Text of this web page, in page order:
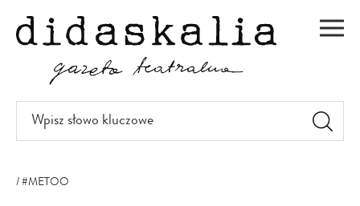
DO
TREŚCI
Wpisz
słowo
#METOO